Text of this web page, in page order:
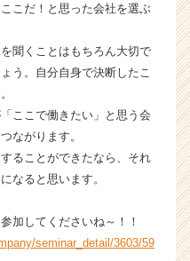
こだ！と思った会社を選ぶ
聞くことはもちろん大切で
う。自分自身で決断したこ
ここで働きたい」と思う会
ながります。
ることができたなら、それ
なると思います。
加してくださいね～！！
seminar_detail/3603/59